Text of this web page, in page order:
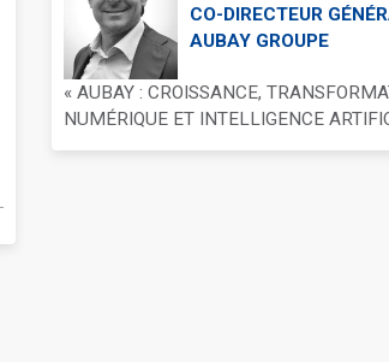
CO-DIRECTEUR
AUBAY GROUPE
« AUBAY : CROISSANCE,
NUMÉRIQUE ET INTELLIGENCE